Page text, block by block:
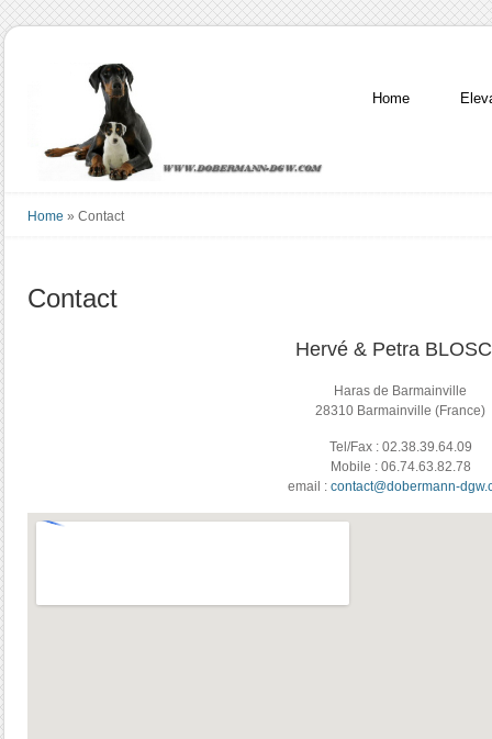
Home
Home » Contact
Contact
Hervé & Petra
Haras de Barmainville
28310 Barmainville (France)
Tel/Fax : 02.38.39.64.09
Mobile : 06.74.63.82.78
email :contact@dobermann-